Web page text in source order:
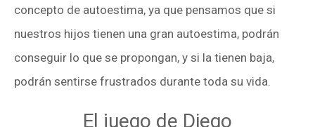
concepto de autoestima, ya que pensamos que si
nuestros hijos tienen una gran autoestima, podrán
conseguir lo que se propongan, y si la tienen baja,
podrán sentirse frustrados durante toda su vida.
El juego de Diego